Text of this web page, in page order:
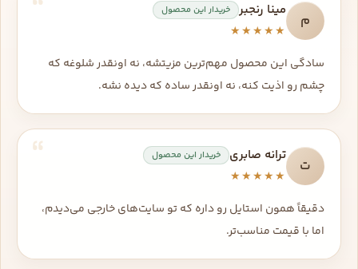
م
مینا رنجبر خریدار این محصول
★★★★★
سادگی این محصول مهم‌ترین مزیتشه، نه اونقدر شلوغه که
چشم رو اذیت کنه، نه اونقدر ساده که دیده نشه.
ت
ترانه صابری خریدار این محصول
★★★★★
دقیقاً همون استایل رو داره که تو سایت‌های خارجی می‌دیدم،
اما با قیمت مناسب‌تر.